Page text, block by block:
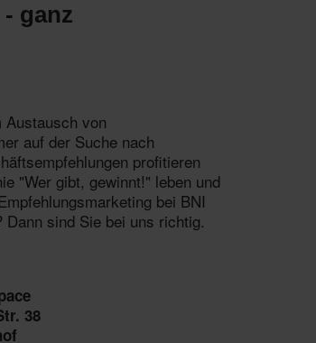
ganz
von
auf der Suche nach
profitieren
"Wer gibt, gewinnt!" leben und
bei BNI
sind Sie bei uns richtig.
38